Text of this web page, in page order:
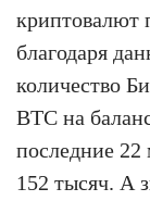
криптовалют
благодаря
количество
BTC на
последние 22
152 тысяч. А